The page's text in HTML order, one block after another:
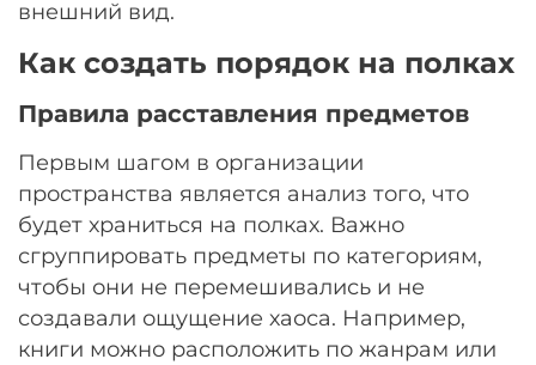
внешний вид.
Как создать порядок на полках
Правила расставления предметов
Первым шагом в организации
пространства является анализ того, что
будет храниться на полках. Важно
сгруппировать предметы по категориям,
чтобы они не перемешивались и не
создавали ощущение хаоса. Например,
книги можно расположить по жанрам или